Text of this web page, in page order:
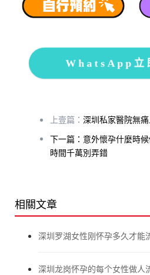
WhatsApp立
上壹篇： 深圳私家醫院無
下一篇：意外懷孕什麼時
時間千萬別弄錯
相關文章
深圳罗湖女性刚怀孕多久才能
深圳龙岗怀孕的每个女性做人